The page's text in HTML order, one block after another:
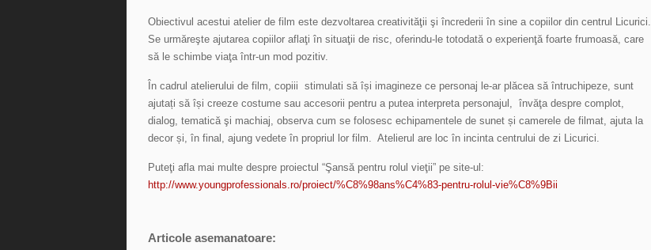
Obiectivul acestui atelier de film este dezvoltarea creativităţii şi încrederii în sine a copiilor din centrul Licurici.
Se urmăreşte ajutarea copiilor aflaţi în situaţii de risc, oferindu-le totodată o experienţă foarte frumoasă, care
să le schimbe viaţa într-un mod pozitiv.
În cadrul atelierului de film, copiii stimulati să își imagineze ce personaj le-ar plăcea să întruchipeze, sunt
ajutați să își creeze costume sau accesorii pentru a putea interpreta personajul, învăţa despre complot,
dialog, tematică şi machiaj, observa cum se folosesc echipamentele de sunet și camerele de filmat, ajuta la
decor și, în final, ajung vedete în propriul lor film. Atelierul are loc în incinta centrului de zi Licurici.
Puteţi afla mai multe despre proiectul “Şansă pentru rolul vieţii” pe site-ul:
http://www.youngprofessionals.ro/proiect/%C8%98ans%C4%83-pentru-rolul-vie%C8%9Bii
Articole asemanatoare: